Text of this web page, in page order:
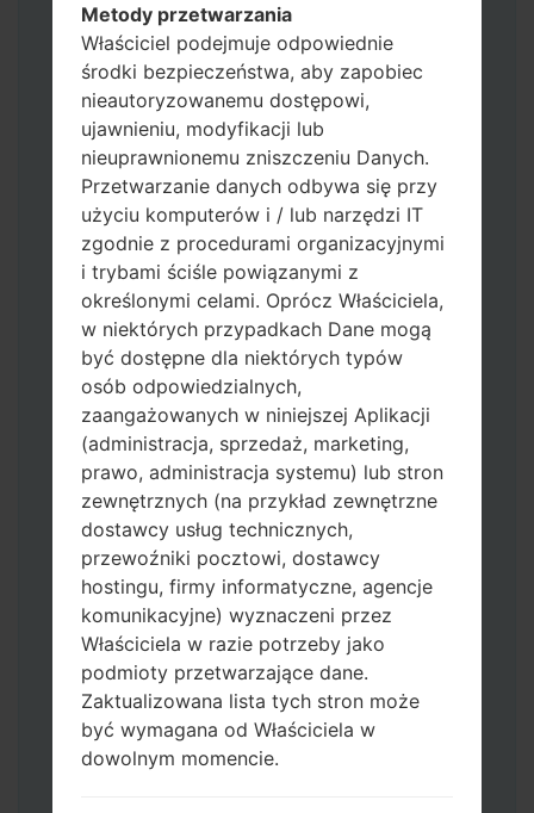
Instrukcje
Pobierz na swój komputer najnowszą
wersjęOdin 3.
Następnie wyodrębnij plik
oprogramowania układowego.
Powinieneś otrzymać 1 plik (jeśli 1 plik
wybierz tutaj) lub 5 plików (jeśli 5 plików
wybierz tutaj):
AP: "System & Recovery"
CP: "Modem & Radio"
CSC_***: "Country & Region & Operator"
HOME_CSC_***: "Country & Region &
Operator"
Dodaj wszystkie pliki w Odin 3.
Jeśli chcesz wyczyścić pamięć flash użyj
Metody przetwarzania
Właściciel podejmuje odpowiednie
środki bezpieczeństwa, aby zapobiec
nieautoryzowanemu dostępowi,
ujawnieniu, modyfikacji lub
nieuprawnionemu zniszczeniu Danych.
Przetwarzanie danych odbywa się przy
użyciu komputerów i / lub narzędzi IT
zgodnie z procedurami organizacyjnymi
i trybami ściśle powiązanymi z
określonymi celami. Oprócz Właściciela,
w niektórych przypadkach Dane mogą
być dostępne dla niektórych typów
osób odpowiedzialnych,
zaangażowanych w niniejszej Aplikacji
(administracja, sprzedaż, marketing,
prawo, administracja systemu) lub stron
zewnętrznych (na przykład zewnętrzne
dostawcy usług technicznych,
przewoźniki pocztowi, dostawcy
hostingu, firmy informatyczne, agencje
komunikacyjne) wyznaczeni przez
Właściciela w razie potrzeby jako
podmioty przetwarzające dane.
Zaktualizowana lista tych stron może
być wymagana od Właściciela w
dowolnym momencie.